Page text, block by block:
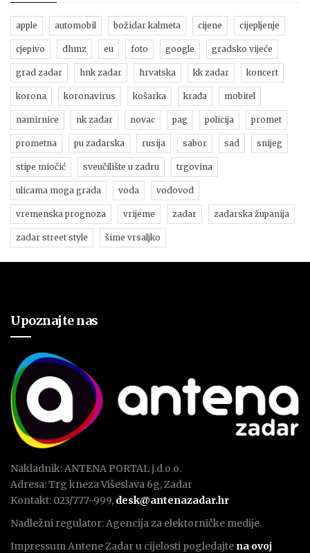
apple automobil božidar kalmeta cijene cijepljenje
cjepivo dhmz eu foto google gradsko vijeće
grad zadar hnk zadar hrvatska kk zadar koncert
korona koronavirus košarka krađa mobitel
namirnice nk zadar novac pag policija promet
prometna pu zadarska rusija sabor sad snijeg
stipe miočić sveučilište u zadru trgovina
ulicama moga grada voda vodovod
vremenska prognoza vrijeme zadar zadarska županija
zadar street style šime vrsaljko
Upoznajte nas
Nakladnik: ANTENA PORTAL j.d.o.o.
Adresa: Trg kneza Višeslava 6g, Zadar
Kontakt: 023/777-999, desk@antenazadar.hr
Nadležni regulator: Agencija za elektorničke medije.
Impressum Antene Zadar u cijelosti pogledajte na ovoj